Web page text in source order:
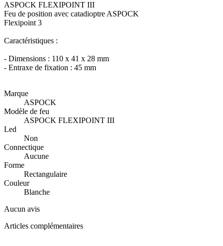
ASPOCK FLEXIPOINT III
Feu de position avec catadioptre ASPOCK
Flexipoint 3
Caractéristiques :
- Dimensions : 110 x 41 x 28 mm
- Entraxe de fixation : 45 mm
Marque
ASPOCK
Modèle de feu
ASPOCK FLEXIPOINT III
Led
Non
Connectique
Aucune
Forme
Rectangulaire
Couleur
Blanche
Aucun avis
Articles complémentaires